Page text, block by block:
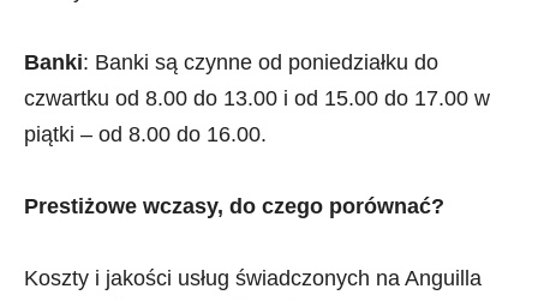
Banki: Banki są czynne od poniedziałku do
czwartku od 8.00 do 13.00 i od 15.00 do 17.00 w
piątki – od 8.00 do 16.00.
Prestiżowe wczasy, do czego porównać?
Koszty i jakości usług świadczonych na Anguilla